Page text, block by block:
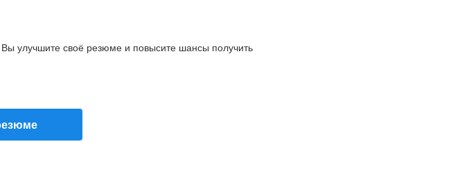
Вы улучшите своё резюме и повысите шансы получить